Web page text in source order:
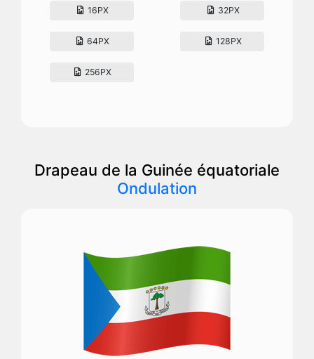
16PX 32PX
64PX 128PX
256PX
Drapeau de la Guinée équatoriale
Ondulation